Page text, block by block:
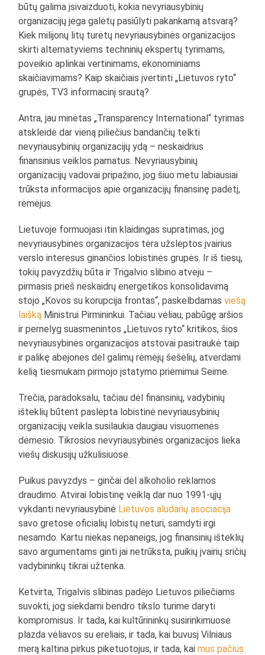
būtų galima įsivaizduoti, kokia nevyriausybinių
organizacijų jėga galėtų pasiūlyti pakankamą atsvarą?
Kiek milijonų litų turėtų nevyriausybinės organizacijos
skirti alternatyviems techninių ekspertų tyrimams,
poveikio aplinkai vertinimams, ekonominiams
skaičiavimams? Kaip skaičiais įvertinti „Lietuvos ryto“
grupės, TV3 informacinį srautą?
Antra, jau minėtas „Transparency International“ tyrimas
atskleidė dar vieną piliečius bandančių telkti
nevyriausybinių organizacijų ydą – neskaidrius
finansinius veiklos pamatus. Nevyriausybinių
organizacijų vadovai pripažino, jog šiuo metu labiausiai
trūksta informacijos apie organizacijų finansinę padėtį,
rėmėjus.
Lietuvoje formuojasi itin klaidingas supratimas, jog
nevyriausybinės organizacijos tėra užslėptos įvairius
verslo interesus ginančios lobistinės grupės. Ir iš tiesų,
tokių pavyzdžių būta ir Trigalvio slibino atveju –
pirmasis prieš neskaidrų energetikos konsolidavimą
stojo „Kovos su korupcija frontas“, paskelbdamasviešą
laišką Ministrui Pirmininkui. Tačiau vėliau, pabūgę aršios
ir pernelyg suasmenintos „Lietuvos ryto“ kritikos, šios
nevyriausybinės organizacijos atstovai pasitraukė taip
ir palikę abejones dėl galimų rėmėjų šešėlių, atverdami
kelią tiesmukam pirmojo įstatymo priėmimui Seime.
Trečia, paradoksalu, tačiau dėl finansinių, vadybinių
išteklių būtent paslėpta lobistinė nevyriausybinių
organizacijų veikla susilaukia daugiau visuomenės
dėmesio. Tikrosios nevyriausybinės organizacijos lieka
viešų diskusijų užkulisiuose.
Puikus pavyzdys – ginčai dėl alkoholio reklamos
draudimo. Atvirai lobistinę veiklą dar nuo 1991-ųjų
vykdanti nevyriausybinė Lietuvos aludarių asociacija
savo gretose oficialių lobistų neturi, samdyti irgi
nesamdo. Kartu niekas nepaneigs, jog finansinių išteklių
savo argumentams ginti jai netrūksta, puikių įvairių sričių
vadybininkų tikrai užtenka.
Ketvirta, Trigalvis slibinas padėjo Lietuvos piliečiams
suvokti, jog siekdami bendro tikslo turime daryti
kompromisus. Ir tada, kai kultūrininkų susirinkimuose
plazda vėliavos su ereliais, ir tada, kai buvusį Vilniaus
merą kaltina pirkus piketuotojus, ir tada, kaimus pačius